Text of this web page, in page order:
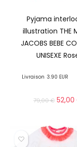
Pyjama
illustration THE
JACOBS BEBE
UNISEXE
Livraison 3.90 EUR
79,00€ 52,00